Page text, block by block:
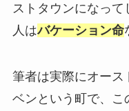
ストタウンになっ
人はバケーション命
筆者は実際にオース
ベンという町で、こ